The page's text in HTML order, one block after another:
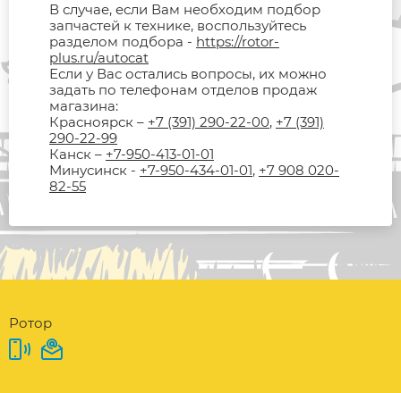
В случае, если Вам необходим подбор
запчастей к технике, воспользуйтесь
разделом подбора - https://rotor-
plus.ru/autocat
Если у Вас остались вопросы, их можно
задать по телефонам отделов продаж
магазина:
Красноярск – +7 (391) 290-22-00, +7 (391)
290-22-99
Канск – +7-950-413-01-01
Минусинск - +7-950-434-01-01, +7 908 020-
82-55
Ротор